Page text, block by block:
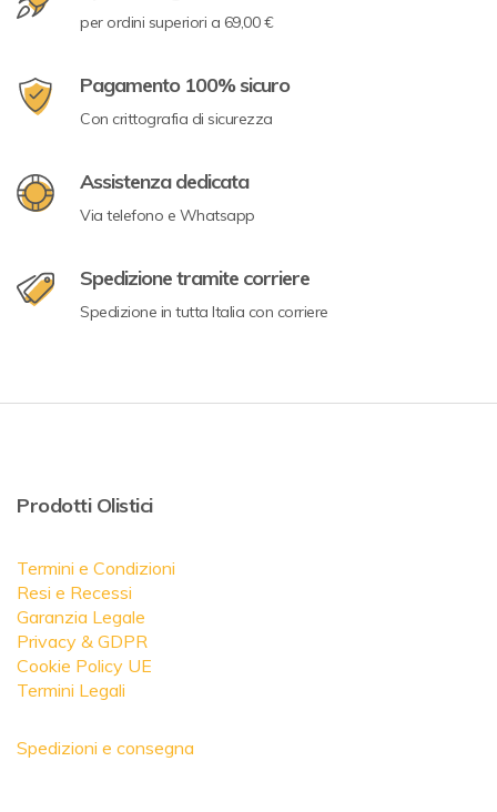
per ordini superiori a 69,00 €
Pagamento 100% sicuro
Con crittografia di sicurezza
Assistenza dedicata
Via telefono e Whatsapp
Spedizione tramite corriere
Spedizione in tutta Italia con corriere
Prodotti Olistici
Termini e Condizioni
Resi e Recessi
Garanzia Legale
Privacy & GDPR
Cookie Policy UE
Termini Legali
Spedizioni e consegna